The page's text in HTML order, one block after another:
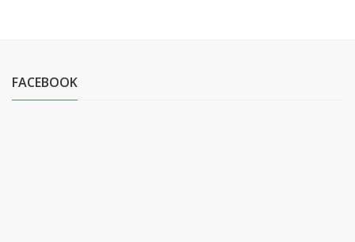
FACEBOOK